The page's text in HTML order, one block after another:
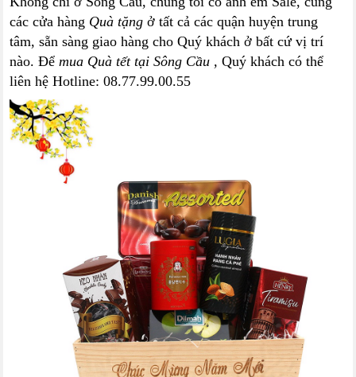
các cửa hàng Quà tặng ở tất cả các quận huyện trung
tâm, sẵn sàng giao hàng cho Quý khách ở bất cứ vị trí
nào. Đểmua Quà tết tại Sông Cầu , Quý khách có thể
liên hệ Hotline: 08.77.99.00.55